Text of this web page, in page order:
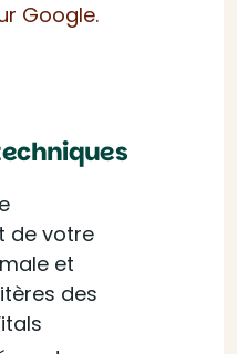
Google.
de votre
et
des